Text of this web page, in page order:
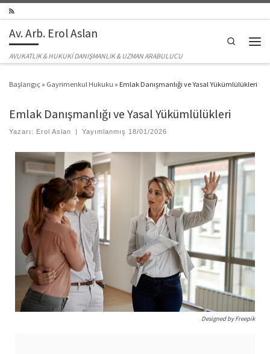
Av. Arb. Erol Aslan
AVUKATLIK & HUKUKİ DANIŞMANLIK & UZMAN ARABULUCU
Search
Başlangıç » Gayrimenkul Hukuku » Emlak Danışmanlığı ve Yasal Yükümlülükleri
Emlak Danışmanlığı ve Yasal Yükümlülükleri
Yazarı: Erol Aslan | Yayımlanmış 18/01/2026
Designed by Freepik